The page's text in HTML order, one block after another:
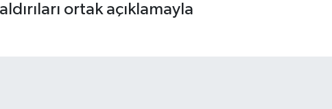
ortak açıklamayla